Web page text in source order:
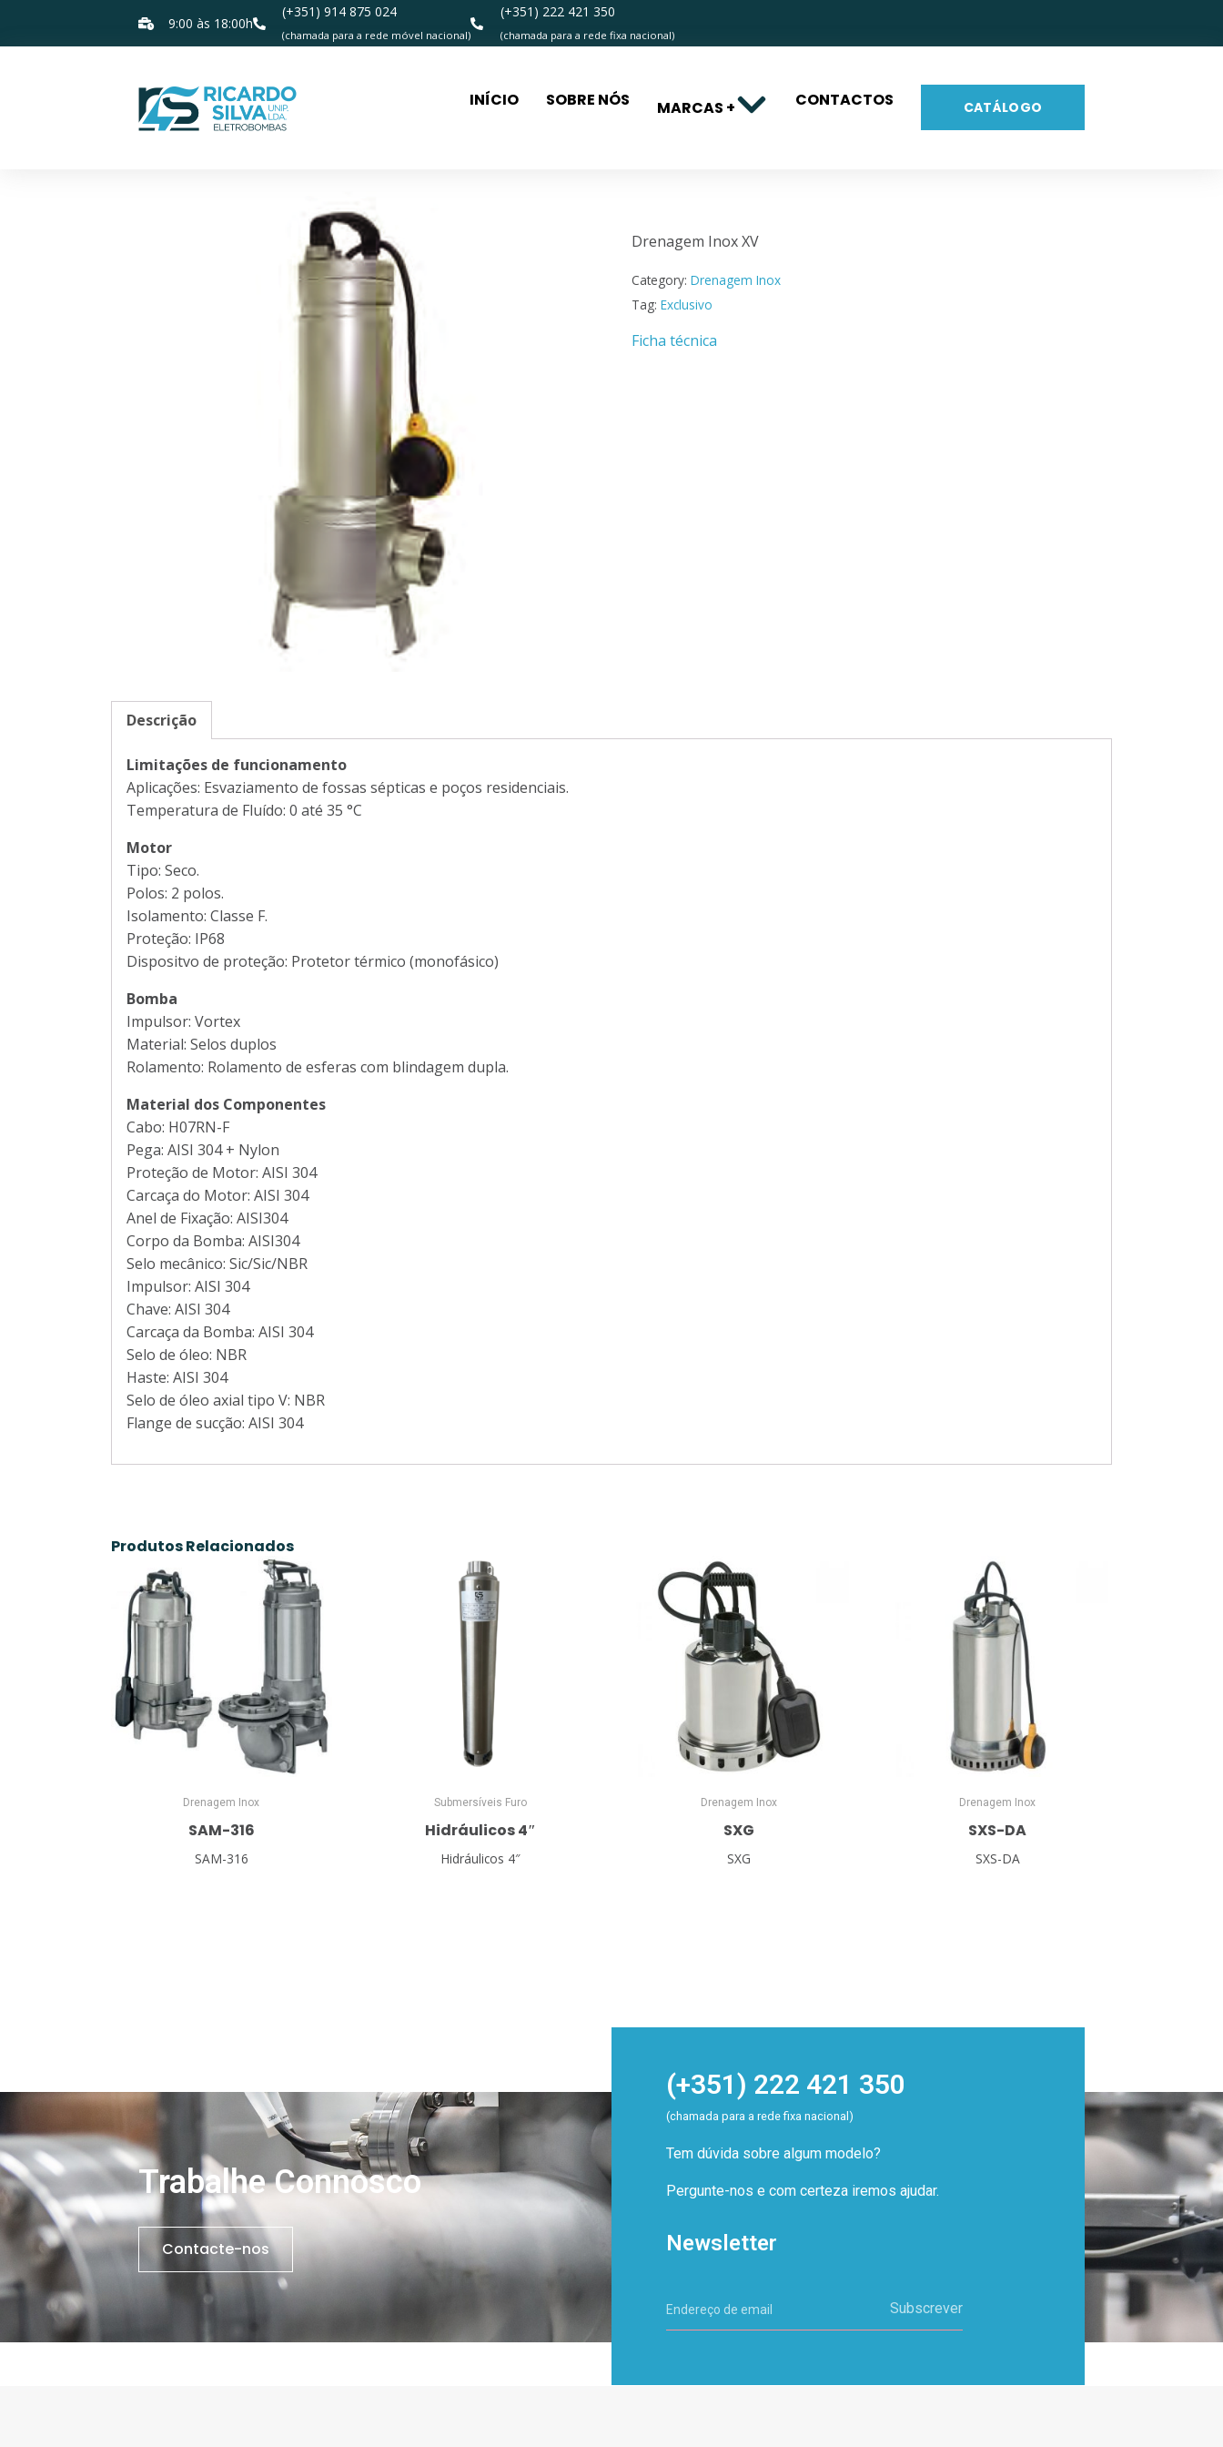
9:00 às 18:00h
(+351) 914 875 024
(chamada para a rede móvel nacional)
(+351) 222 421 350
(chamada para a rede fixa nacional)
INÍCIO SOBRE NÓS MARCAS + CONTACTOS CATÁLOGO
Drenagem Inox XV
Category: Drenagem Inox
Tag: Exclusivo
Ficha técnica
Descrição
Limitações de funcionamento
Aplicações: Esvaziamento de fossas sépticas e poços residenciais.
Temperatura de Fluído: 0 até 35 °C
Motor
Tipo: Seco.
Polos: 2 polos.
Isolamento: Classe F.
Proteção: IP68
Dispositvo de proteção: Protetor térmico (monofásico)
Bomba
Impulsor: Vortex
Material: Selos duplos
Rolamento: Rolamento de esferas com blindagem dupla.
Material dos Componentes
Cabo: H07RN-F
Pega: AISI 304 + Nylon
Proteção de Motor: AISI 304
Carcaça do Motor: AISI 304
Anel de Fixação: AISI304
Corpo da Bomba: AISI304
Selo mecânico: Sic/Sic/NBR
Impulsor: AISI 304
Chave: AISI 304
Carcaça da Bomba: AISI 304
Selo de óleo: NBR
Haste: AISI 304
Selo de óleo axial tipo V: NBR
Flange de sucção: AISI 304
Produtos Relacionados
Drenagem Inox
SAM-316
SAM-316
Submersíveis Furo
Hidráulicos 4″
Hidráulicos 4″
Drenagem Inox
SXG
SXG
Drenagem Inox
SXS-DA
SXS-DA
Trabalhe Connosco
Contacte-nos
(+351) 222 421 350
(chamada para a rede fixa nacional)
Tem dúvida sobre algum modelo?
Pergunte-nos e com certeza iremos ajudar.
Newsletter
Subscrever